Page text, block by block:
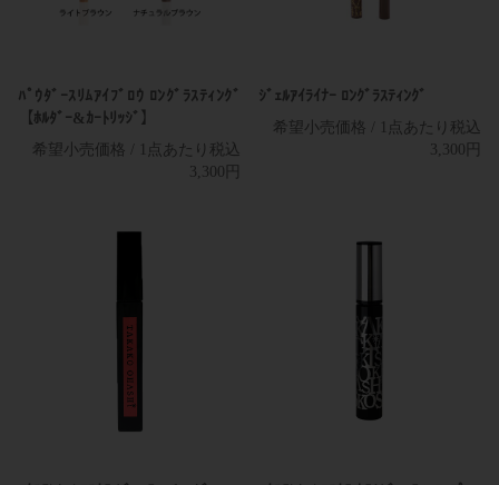
ﾊﾟｳﾀﾞｰｽﾘﾑｱｲﾌﾞﾛｳ ﾛﾝｸﾞﾗｽﾃｨﾝｸﾞ
【ﾎﾙﾀﾞｰ&ｶｰﾄﾘｯｼﾞ】
希望小売価格 / 1点あたり税込
3,300円
ｼﾞｪﾙｱｲﾗｲﾅｰ ﾛﾝｸﾞﾗｽﾃｨﾝｸﾞ
希望小売価格 / 1点あたり税込
3,300円